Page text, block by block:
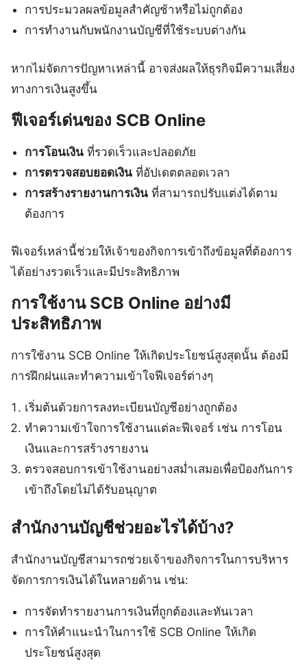
การประมวลผลข้อมูลสำคัญช้าหรือไม่ถูกต้อง
การทำงานกับพนักงานบัญชีที่ใช้ระบบต่างกัน
หากไม่จัดการปัญหาเหล่านี้ อาจส่งผลให้ธุรกิจมีความเสี่ยง
ทางการเงินสูงขึ้น
ฟีเจอร์เด่นของ SCB Online
การโอนเงิน ที่รวดเร็วและปลอดภัย
การตรวจสอบยอดเงิน ที่อัปเดตตลอดเวลา
การสร้างรายงานการเงิน ที่สามารถปรับแต่งได้ตาม
ต้องการ
ฟีเจอร์เหล่านี้ช่วยให้เจ้าของกิจการเข้าถึงข้อมูลที่ต้องการ
ได้อย่างรวดเร็วและมีประสิทธิภาพ
การใช้งาน SCB Online อย่างมี
ประสิทธิภาพ
การใช้งาน SCB Online ให้เกิดประโยชน์สูงสุดนั้น ต้องมี
การฝึกฝนและทำความเข้าใจฟีเจอร์ต่างๆ
เริ่มต้นด้วยการลงทะเบียนบัญชีอย่างถูกต้อง
ทำความเข้าใจการใช้งานแต่ละฟีเจอร์ เช่น การโอน
เงินและการสร้างรายงาน
ตรวจสอบการเข้าใช้งานอย่างสม่ำเสมอเพื่อป้องกันการ
เข้าถึงโดยไม่ได้รับอนุญาต
สำนักงานบัญชีช่วยอะไรได้บ้าง?
สำนักงานบัญชีสามารถช่วยเจ้าของกิจการในการบริหาร
จัดการการเงินได้ในหลายด้าน เช่น:
การจัดทำรายงานการเงินที่ถูกต้องและทันเวลา
การให้คำแนะนำในการใช้ SCB Online ให้เกิด
ประโยชน์สูงสุด